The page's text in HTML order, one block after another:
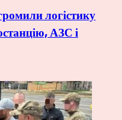
логістику
АЗС і